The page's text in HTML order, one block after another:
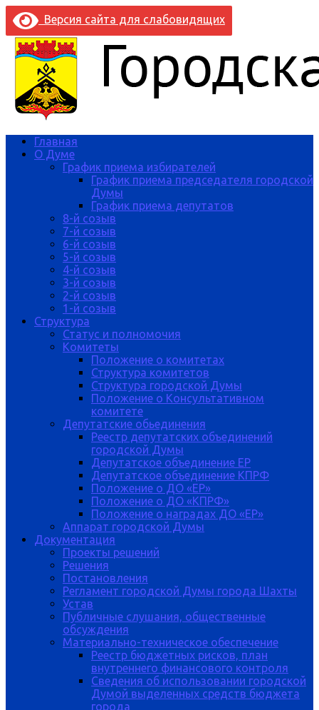
Версия сайта для слабовидящих
Главная
О Думе
График приема избирателей
График приема председателя городской
Думы
График приема депутатов
8-й созыв
7-й созыв
6-й созыв
5-й созыв
4-й созыв
3-й созыв
2-й созыв
1-й созыв
Структура
Статус и полномочия
Комитеты
Положение о комитетах
Структура комитетов
Структура городской Думы
Положение о Консультативном
комитете
Депутатские обьединения
Реестр депутатских объединений
городской Думы
Депутатское объединение ЕР
Депутатское объединение КПРФ
Положение о ДО «ЕР»
Положение о ДО «КПРФ»
Положение о наградах ДО «ЕР»
Аппарат городской Думы
Документация
Проекты решений
Решения
Постановления
Регламент городской Думы города Шахты
Устав
Публичные слушания, общественные
обсуждения
Материально-техническое обеспечение
Реестр бюджетных рисков, план
внутреннего финансового контроля
Сведения об использовании городской
Думой выделенных средств бюджета
города